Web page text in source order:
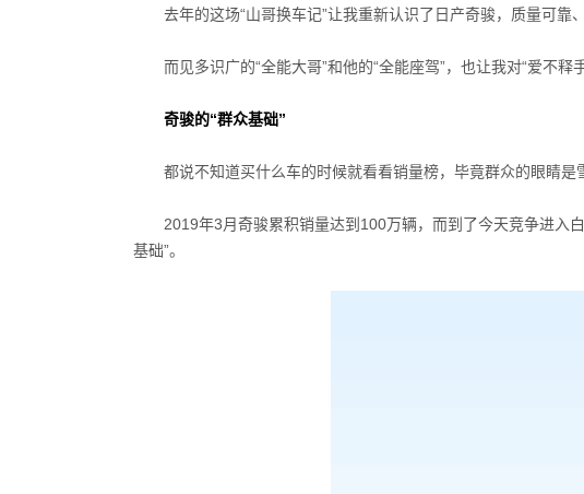
去年的这场“山哥换车记”让我重新认识了日产奇骏，质量可
而见多识广的“全能大哥”和他的“全能座驾”，也让我对“爱不释
奇骏的“群众基础”
都说不知道买什么车的时候就看看销量榜，毕竟群众的眼睛
2019年3月奇骏累积销量达到100万辆，而到了今天竞争进入
基础”。